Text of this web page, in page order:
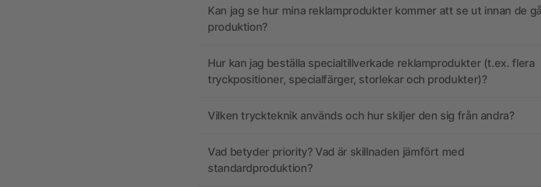
Kan jag se hur mina reklamprodukter kommer att se ut innan de
produktion?
Hur kan jag beställa specialtillverkade reklamprodukter (t.ex. flera
tryckpositioner, specialfärger, storlekar och produkter)?
Vilken tryckteknik används och hur skiljer den sig från andra?
Vad betyder priority? Vad är skillnaden jämfört med
standardproduktion?